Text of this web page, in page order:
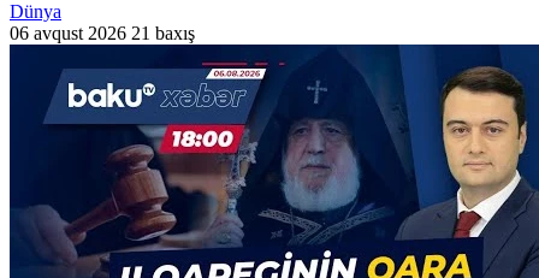
Dünya
06 avqust 2026 21 baxış